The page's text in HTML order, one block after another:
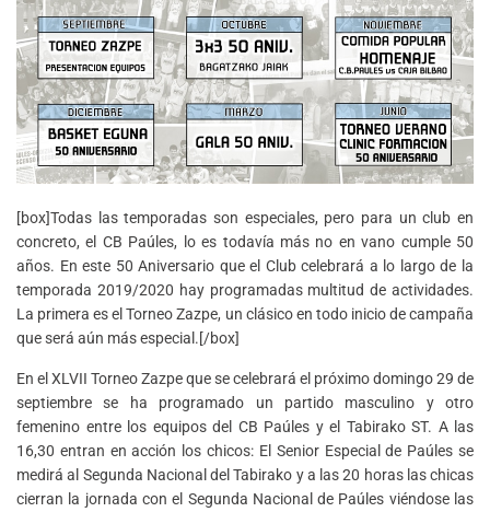
[box]Todas las temporadas son especiales, pero para un club en
concreto, el CB Paúles, lo es todavía más no en vano cumple 50
años. En este 50 Aniversario que el Club celebrará a lo largo de la
temporada 2019/2020 hay programadas multitud de actividades.
La primera es el Torneo Zazpe, un clásico en todo inicio de campaña
que será aún más especial.[/box]
En el XLVII Torneo Zazpe que se celebrará el próximo domingo 29 de
septiembre se ha programado un partido masculino y otro
femenino entre los equipos del CB Paúles y el Tabirako ST. A las
16,30 entran en acción los chicos: El Senior Especial de Paúles se
medirá al Segunda Nacional del Tabirako y a las 20 horas las chicas
cierran la jornada con el Segunda Nacional de Paúles viéndose las